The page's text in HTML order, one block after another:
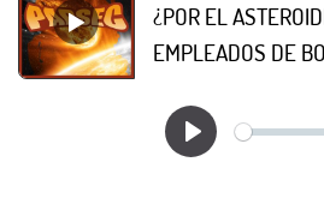
¿POR EL
EMPLEADOS DE